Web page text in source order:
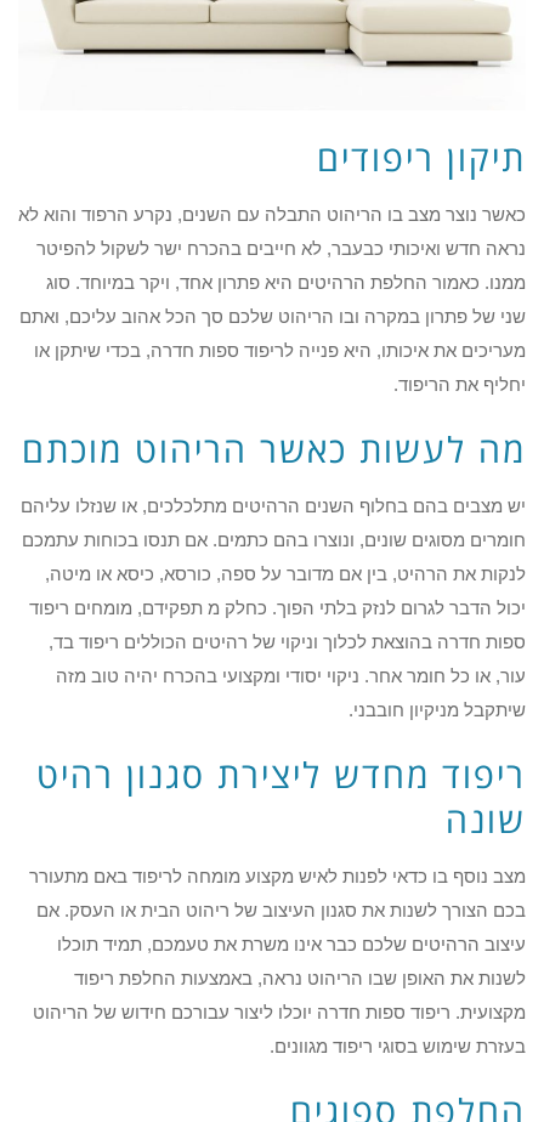
תיקון ריפודים
כאשר נוצר מצב בו הריהוט התבלה עם השנים, נקרע הרפוד והוא לא
נראה חדש ואיכותי כבעבר, לא חייבים בהכרח ישר לשקול להפיטר
ממנו. כאמור החלפת הרהיטים היא פתרון אחד, ויקר במיוחד. סוג
שני של פתרון במקרה ובו הריהוט שלכם סך הכל אהוב עליכם, ואתם
מעריכים את איכותו, היא פנייה לריפוד ספות חדרה, בכדי שיתקן או
יחליף את הריפוד.
מה לעשות כאשר הריהוט מוכתם
יש מצבים בהם בחלוף השנים הרהיטים מתלכלכים, או שנזלו עליהם
חומרים מסוגים שונים, ונוצרו בהם כתמים. אם תנסו בכוחות עתמכם
לנקות את הרהיט, בין אם מדובר על ספה, כורסא, כיסא או מיטה,
יכול הדבר לגרום לנזק בלתי הפוך. כחלק מ תפקידם, מומחים ריפוד
ספות חדרה בהוצאת לכלוך וניקוי של רהיטים הכוללים ריפוד בד,
עור, או כל חומר אחר. ניקוי יסודי ומקצועי בהכרח יהיה טוב מזה
שיתקבל מניקיון חובבני.
ריפוד מחדש ליצירת סגנון רהיט
שונה
מצב נוסף בו כדאי לפנות לאיש מקצוע מומחה לריפוד באם מתעורר
בכם הצורך לשנות את סגנון העיצוב של ריהוט הבית או העסק. אם
עיצוב הרהיטים שלכם כבר אינו משרת את טעמכם, תמיד תוכלו
לשנות את האופן שבו הריהוט נראה, באמצעות החלפת ריפוד
מקצועית. ריפוד ספות חדרה יוכלו ליצור עבורכם חידוש של הריהוט
בעזרת שימוש בסוגי ריפוד מגוונים.
החלפת ספוגים